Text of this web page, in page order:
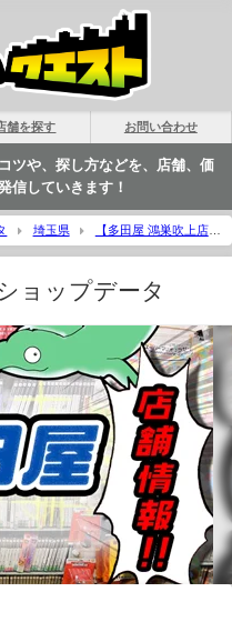
舗を探す お問い合わせ
ツや、探し方などを、店舗、価
信していきます！
埼玉県
【多田屋 鴻巣吹上店】
ョップデータ